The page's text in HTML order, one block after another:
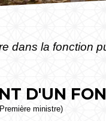
dans la fonction
D'UN
ministre)